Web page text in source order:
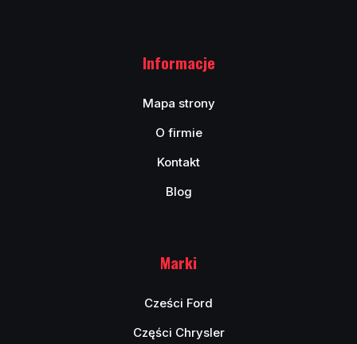
Informacje
Mapa strony
O firmie
Kontakt
Blog
Marki
Cześci Ford
Części Chrysler